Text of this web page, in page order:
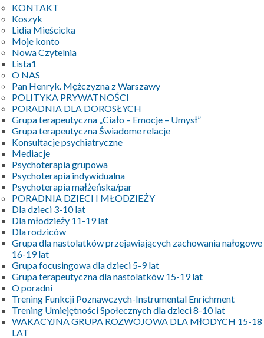
KONTAKT
Koszyk
Lidia Mieścicka
Moje konto
Nowa Czytelnia
Lista1
O NAS
Pan Henryk. Mężczyzna z Warszawy
POLITYKA PRYWATNOŚCI
PORADNIA DLA DOROSŁYCH
Grupa terapeutyczna „Ciało – Emocje – Umysł”
Grupa terapeutyczna Świadome relacje
Konsultacje psychiatryczne
Mediacje
Psychoterapia grupowa
Psychoterapia indywidualna
Psychoterapia małżeńska/par
PORADNIA DZIECI I MŁODZIEŻY
Dla dzieci 3-10 lat
Dla młodzieży 11-19 lat
Dla rodziców
Grupa dla nastolatków przejawiających zachowania nałogowe
16-19 lat
Grupa focusingowa dla dzieci 5-9 lat
Grupa terapeutyczna dla nastolatków 15-19 lat
O poradni
Trening Funkcji Poznawczych-Instrumental Enrichment
Trening Umiejętności Społecznych dla dzieci 8-10 lat
WAKACYJNA GRUPA ROZWOJOWA DLA MłODYCH 15-18
LAT